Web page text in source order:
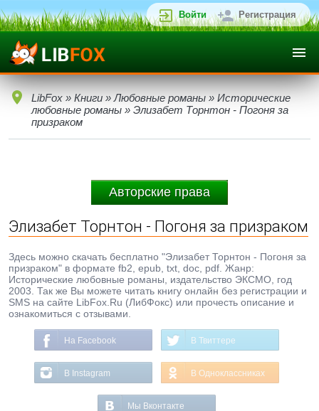
Войти Регистрация
LibFox » Книги » Любовные романы » Исторические
любовные романы » Элизабет Торнтон - Погоня за
призраком
Авторские права
Элизабет Торнтон - Погоня за призраком
Здесь можно скачать бесплатно "Элизабет Торнтон - Погоня за
призраком" в формате fb2, epub, txt, doc, pdf. Жанр:
Исторические любовные романы, издательство ЭКСМО, год
2003. Так же Вы можете читать книгу онлайн без регистрации и
SMS на сайте LibFox.Ru (ЛибФокс) или прочесть описание и
ознакомиться с отзывами.
На Facebook В Твиттере
В Instagram В Одноклассниках
Мы Вконтакте